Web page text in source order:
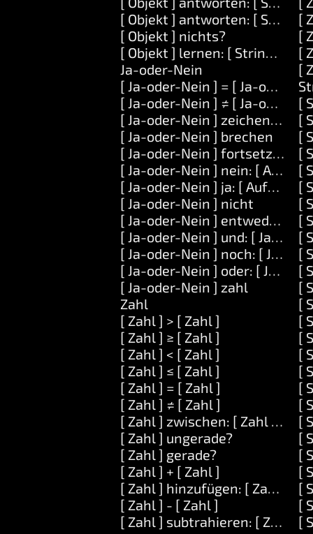
[ Objekt ] antworten: [ String ]
[ Objekt ] nichts?
[ Objekt ] lernen: [ String ]
Ja-oder-Nein
[ Ja-oder-Nein ] = [ Ja-oder-
[ Ja-oder-Nein ] ≠ [ Ja-oder-
[ Ja-oder-Nein ] zeichenfolge
[ Ja-oder-Nein ] brechen
[ Ja-oder-Nein ] fortsetzen
[ Ja-oder-Nein ] nein: [
[ Ja-oder-Nein ] ja: [ Aufgabe ]
[ Ja-oder-Nein ] nicht
[ Ja-oder-Nein ] entweder: [
[ Ja-oder-Nein ] und: [ Ja-
[ Ja-oder-Nein ] noch: [ Ja-
[ Ja-oder-Nein ] oder: [ Ja-
[ Ja-oder-Nein ] zahl
Zahl
[ Zahl ] > [ Zahl ]
[ Zahl ] ≥ [ Zahl ]
[ Zahl ] < [ Zahl ]
[ Zahl ] ≤ [ Zahl ]
[ Zahl ] = [ Zahl ]
[ Zahl ] ≠ [ Zahl ]
[ Zahl ] zwischen: [ Zahl ] und:
[ Zahl ] ungerade?
[ Zahl ] gerade?
[ Zahl ] + [ Zahl ]
[ Zahl ] hinzufügen: [ Zahl ]
[ Zahl ] - [ Zahl ]
[ Zahl ] subtrahieren: [ Zahl ]
[
[
[
[
[
[
[
[
[
[
[
[
[
[
[
[
[
[
[
[
[
[
[
[
[
[
[
[
[
[